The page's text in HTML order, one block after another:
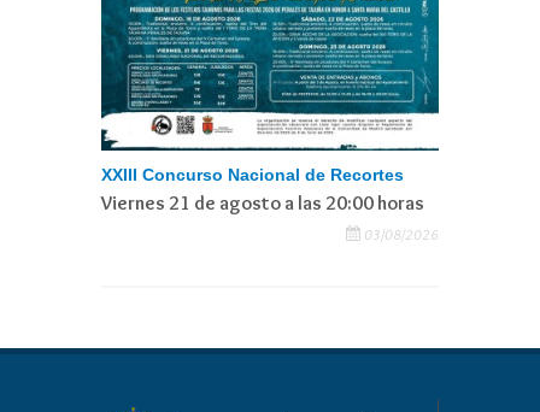
XXIII Concurso Nacional de Recortes
Viernes 21 de agosto a las 20:00 horas
03/08/2026